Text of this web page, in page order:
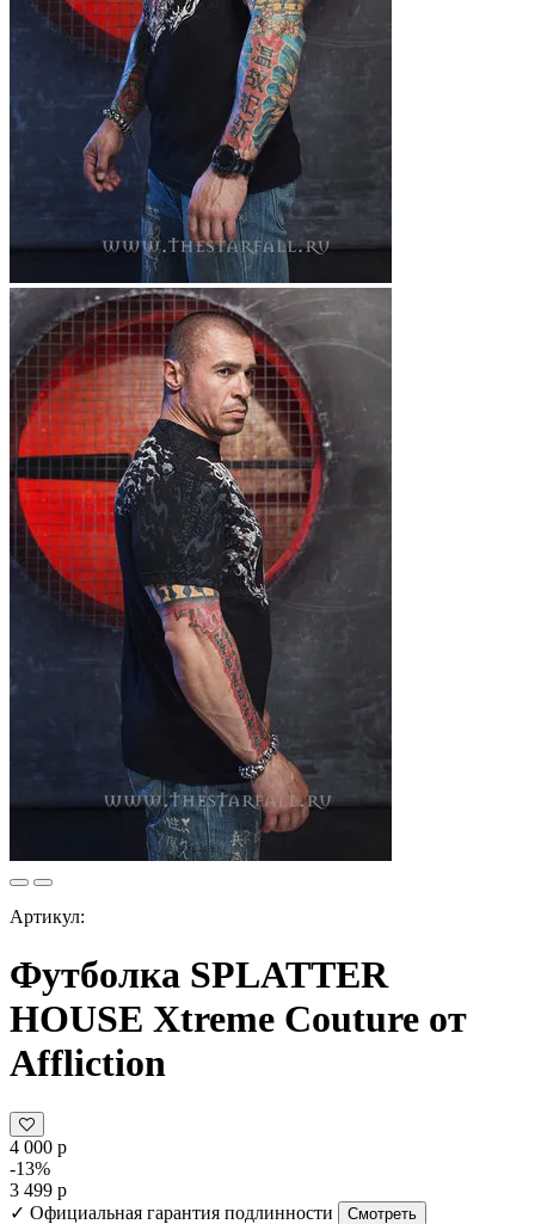
Артикул:
Футболка SPLATTER
HOUSE Xtreme Couture от
Affliction
4 000 р
-13%
3 499 р
✓ Официальная гарантия подлинности Смотреть